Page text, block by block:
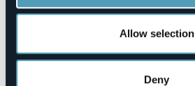
Allow selection
Deny
Lungolago